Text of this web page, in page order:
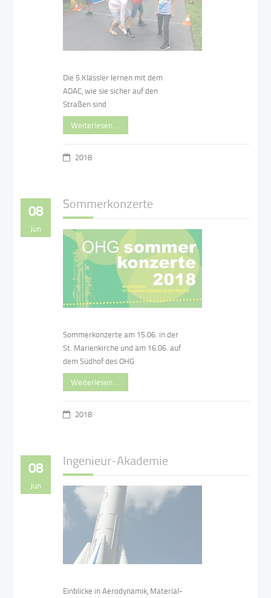
Die 5.Klässler lernen mit dem
ADAC, wie sie sicher auf den
Straßen sind
Weiterlesen …
2018
08
Jun
Sommerkonzerte
Sommerkonzerte am 15.06. in der
St. Marienkirche und am 16.06. auf
dem Südhof des OHG
Weiterlesen …
2018
08
Jun
Ingenieur-Akademie
Einblicke in Aerodynamik, Material-